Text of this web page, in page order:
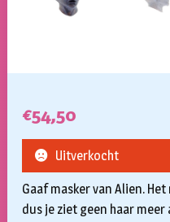
€54,50
Gaaf masker van Alien.
dus je ziet geen haar
Uitverkocht